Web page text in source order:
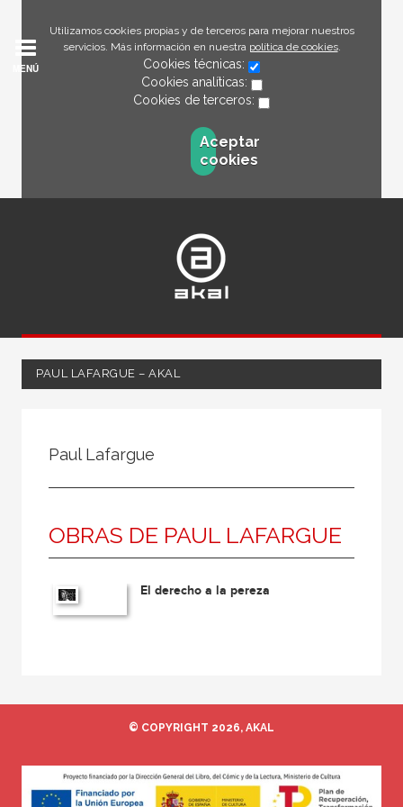
Utilizamos cookies propias y de terceros para mejorar nuestros
servicios. Más información en nuestra política de cookies.
Cookies técnicas:
Cookies analíticas:
Cookies de terceros:
Aceptar
cookies
MENÚ
PAUL LAFARGUE – AKAL
Coordinador
Editor
Editora
Escritor
Traductora
Paul Lafargue
OBRAS DE PAUL LAFARGUE
El derecho a la pereza
© COPYRIGHT 2026, AKAL